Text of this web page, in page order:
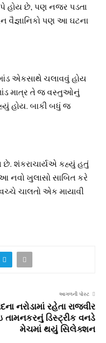
હોય છે, પણ નજર પડતા
પણ આ ઘટના
એકસાથે ચલાવવું હોય
માત્ર તે જ વસ્તુઓનું
હોય. બાકી બધું જ
શંકરાચાર્યએ કહ્યું હતું
નવો ખુલાસો સાબિત કરે
ચાલતો એક માયાવી
આગળની પોસ્ટ
નરોડામાં રહેતા રાજવીર
તામનકરનું ડિસ્ટ્રીક વનડે
મેચમાં થયું સિલેક્શન